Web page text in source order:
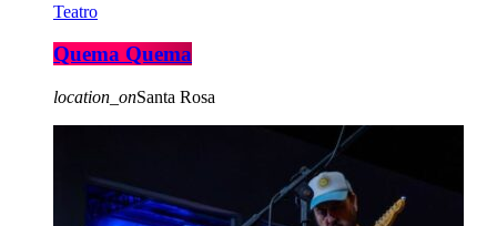
Teatro
Quema Quema
location_onSanta Rosa